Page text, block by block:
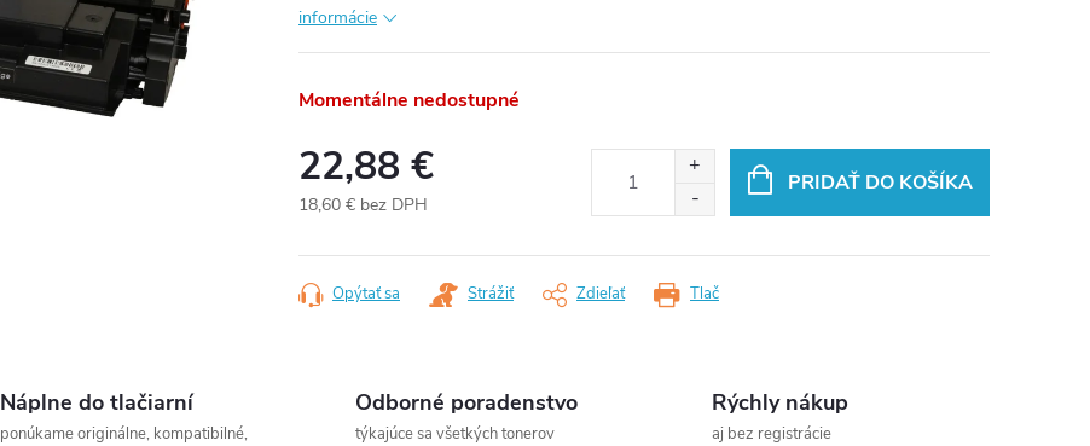
informácie
Momentálne nedostupné
22,88 €
18,60 € bez DPH
cena:
PRIDAŤ DO KOŠÍKA
Tlač
Opýtať sa Strážiť Zdieľať
Náplne do tlačiarní
ponúkame originálne, kompatibilné,
Odborné poradenstvo
týkajúce sa všetkých tonerov
Rýchly nákup
aj bez registrácie